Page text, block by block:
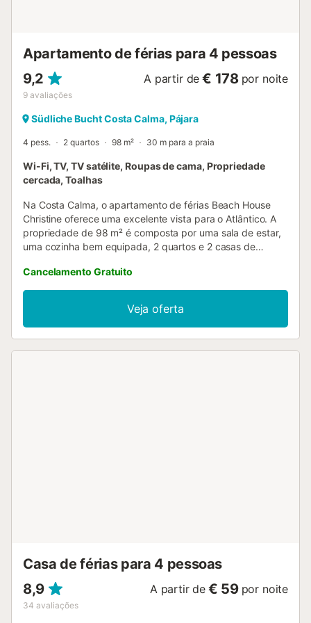
Apartamento de férias para 4 pessoas
9,2
9 avaliações
A partir de € 178 por noite
Südliche Bucht Costa Calma, Pájara
4 pess. 2 quartos 98 m² 30 m para a praia
Wi-Fi, TV, TV satélite, Roupas de cama, Propriedade
cercada, Toalhas
Na Costa Calma, o apartamento de férias Beach House
Christine oferece uma excelente vista para o Atlântico. A
propriedade de 98 m² é composta por uma sala de estar,
uma cozinha bem equipada, 2 quartos e 2 casas de
acomodar 4 pessoas. As comodidades adicionais incluem
acesso Wi-Fi de alta velocidade (adequado para
chamadas de vídeo), uma televisão inteligente com
serviços de streaming, bem como toalhas de praia/piscina.
Um berço e uma cadeira alta também estão disponíveis.
Cancelamento Gratuito
Veja oferta
Casa de férias para 4 pessoas
8,9
34 avaliações
A partir de € 59 por noite